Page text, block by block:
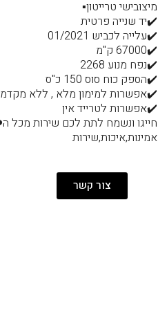
מיצובישי טרייטון▪️
✔️יד שנייה פרטית
✔️עלייה לכביש 01/2021
✔️67000 ק"מ
✔️נפח מנוע 2268
✔️הספק כוח סוס 150 כ"ס
✔️אפשרות למימון מלא , ללא
✔️אפשרות לטרייד אין
חייגו ונשמח לתת לכם שירות מכל
אמינות,איכות,שירות
צור קשר